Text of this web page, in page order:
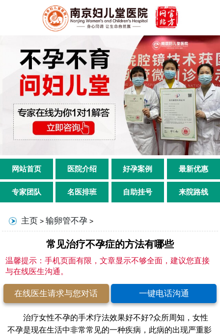
网站首页 医院介绍 好孕案例 最新优惠
专家团队 名医排班 自助挂号 来院路线
主页 >输卵管不孕 >
常见治疗不孕症的方法有哪些
温馨提示：手机页面有限，文章显示不够全面，建议您直接
与在线医生沟通。
在线医生请求与您对话 一键电话沟通
治疗女性不孕的手术疗法效果好不好?众所周知，女性
不孕是现在生活中非常常见的一种疾病，此病的出现严重影